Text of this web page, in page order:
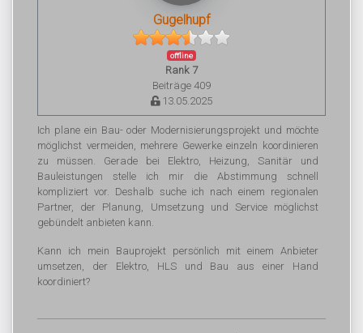
Gugelhupf
offline
Rank 7
Beiträge 409
13.05.2025
Ich plane ein Bau- oder Modernisierungsprojekt und möchte
möglichst vermeiden, mehrere Gewerke einzeln koordinieren
zu müssen. Gerade bei Elektro, Heizung, Sanitär und
Bauleistungen stelle ich mir die Abstimmung schnell
kompliziert vor. Deshalb suche ich nach einem regionalen
Partner, der Planung, Umsetzung und Service möglichst
gebündelt anbieten kann.
Kann ich mein Bauprojekt persönlich mit einem Anbieter
umsetzen, der Elektro, HLS und Bau aus einer Hand
koordiniert?